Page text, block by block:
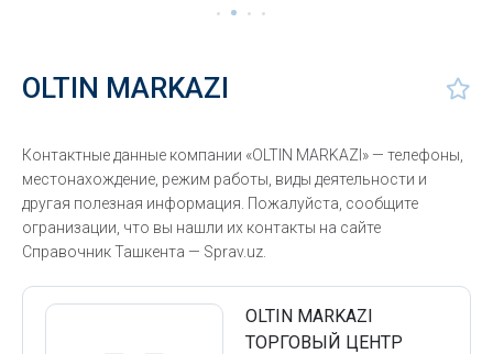
OLTIN MARKAZI
Контактные данные компании «OLTIN MARKAZI» — телефоны,
местонахождение, режим работы, виды деятельности и
другая полезная информация. Пожалуйста, сообщите
огранизации, что вы нашли их контакты на сайте
Справочник Ташкента — Sprav.uz.
OLTIN MARKAZI
ТОРГОВЫЙ ЦЕНТР